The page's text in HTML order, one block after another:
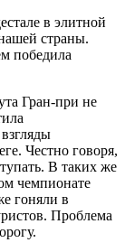
в элитной
страны.
победила
Гран-при не
Честно говоря,
В таких же
чемпионате
гоняли в
Проблема